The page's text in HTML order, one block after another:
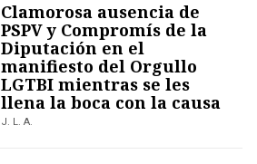
Clamorosa ausencia de
PSPV y Compromís de la
Diputación en el
manifiesto del Orgullo
LGTBI mientras se les
llena la boca con la causa
J. L. A.